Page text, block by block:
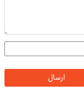
ارسال